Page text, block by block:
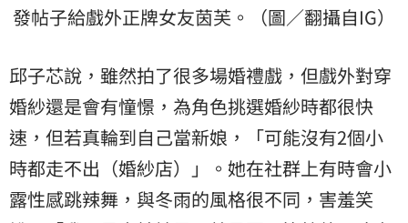
發帖子給戲外正牌女友茵芙。（圖／翻攝自IG）
邱子芯說，雖然拍了很多場婚禮戲，但戲外對穿
婚紗還是會有憧憬，為角色挑選婚紗時都很快
速，但若真輪到自己當新娘，「可能沒有2個小
時都走不出（婚紗店）」。她在社群上有時會小
露性感跳辣舞，與冬雨的風格很不同，害羞笑